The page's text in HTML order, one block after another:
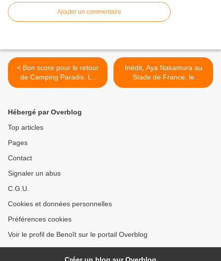
Ajouter un commentaire
< Bon score pour le retour
de Camping Paradis. Le
foot cartonne à 22h30 sur
Inédit, Aya Nakamura au
Stade de France, le
mercredi 01/07/2026 à
Hébergé par Overblog
Top articles
Pages
Contact
Signaler un abus
C.G.U.
Cookies et données personnelles
Préférences cookies
Voir le profil de Benoît sur le portail Overblog